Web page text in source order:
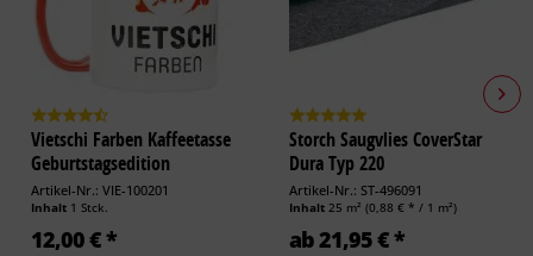
Vietschi Farben Kaffeetasse
Geburtstagsedition
Artikel-Nr.: VIE-100201
Inhalt 1 Stck.
12,00 € *
Storch Saugvlies CoverStar
Dura Typ 220
Artikel-Nr.: ST-496091
Inhalt 25 m² (0,88 € * / 1 m²)
ab 21,95 € *